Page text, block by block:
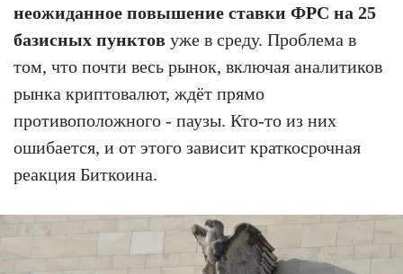
неожиданное повышение ставки ФРС на 25
базисных пунктов уже в среду. Проблема в
том, что почти весь рынок, включая аналитиков
рынка криптовалют, ждёт прямо
противоположного - паузы. Кто-то из них
ошибается, и от этого зависит краткосрочная
реакция Биткоина.